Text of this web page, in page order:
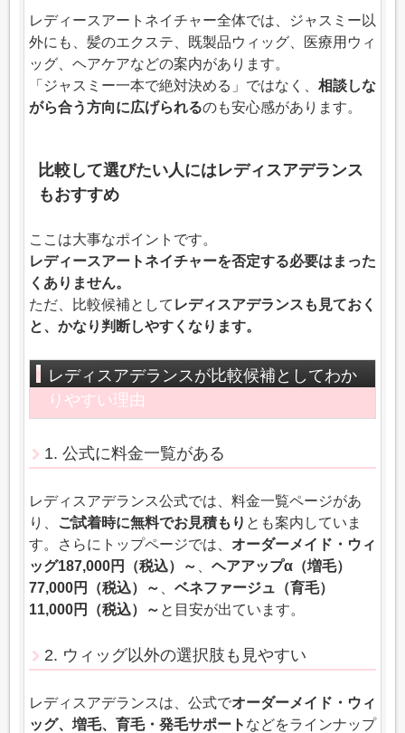
レディースアートネイチャー全体では、ジャスミー以
外にも、髪のエクステ、既製品ウィッグ、医療用ウィ
ッグ、ヘアケアなどの案内があります。
「ジャスミー一本で絶対決める」ではなく、 相談しな
がら合う方向に広げられるのも安心感があります。
比較して選びたい人にはレディスアデランス
もおすすめ
ここは大事なポイントです。
レディースアートネイチャーを否定する必要はまった
くありません。
ただ、比較候補として レディスアデランスも見ておく
と、かなり判断しやすくなります。
レディスアデランスが比較候補としてわか
りやすい理由
1. 公式に料金一覧がある
レディスアデランス公式では、料金一覧ページがあ
り、
ご試着時に無料でお見積もり とも案内していま
す。さらにトップページでは、 オーダーメイド・ウィ
ッグ187,000円（税込）～
ヘアアップα（増毛）
77,000円（税込）～
ベネファージュ（育毛）
11,000円（税込）～ と目安が出ています。
2. ウィッグ以外の選択肢も見やすい
レディスアデランスは、公式でオーダーメイド・ウィ
ッグ、増毛、育毛・発毛サポート などをラインナップ